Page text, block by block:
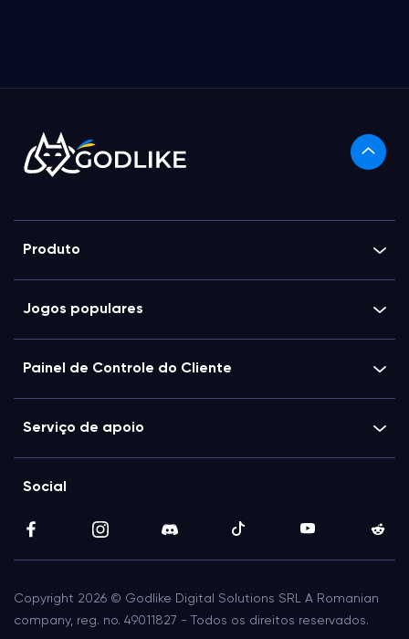
Produto
Jogos populares
Painel de Controle do Cliente
Serviço de apoio
Social
Copyright 2026 © Godlike Digital Solutions SRL A Romanian
company, reg. no. 49011827 - Todos os direitos reservados.